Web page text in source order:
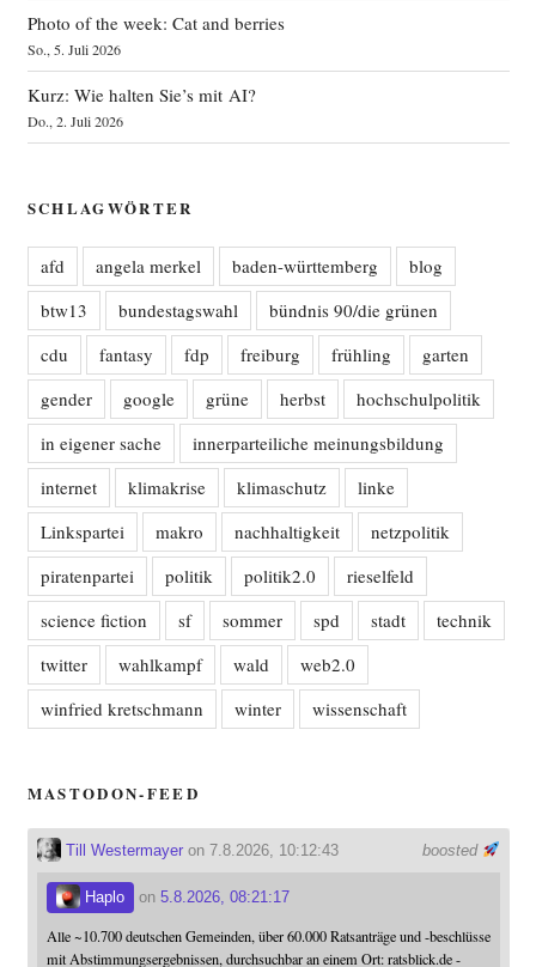
Photo of the week: Cat and berries
So., 5. Juli 2026
Kurz: Wie halten Sie’s mit AI?
Do., 2. Juli 2026
SCHLAGWÖRTER
afd angela merkel baden-württemberg
blog
btw13
bundestagswahl
bündnis 90/die grünen
cdu
fantasy fdp freiburg frühling
garten
gender
google grüne herbst
hochschulpolitik
in eigener sache
innerparteiliche meinungsbildung
internet
klimakrise klimaschutz
linke
Linkspartei
makro nachhaltigkeit
netzpolitik
piratenpartei
politik politik2.0
rieselfeld
science fiction
sf sommer spd stadt
technik
twitter
wahlkampf wald
web2.0
winfried kretschmann
winter wissenschaft
MASTODON-FEED
boosted
Till Westermayeron 7.8.2026, 10:12:43
Haplo on 5.8.2026, 08:21:17
Alle ~10.700 deutschen Gemeinden, über 60.000 Ratsanträge und -beschlüsse
mit Abstimmungsergebnissen, durchsuchbar an einem Ort: ratsblick.de -